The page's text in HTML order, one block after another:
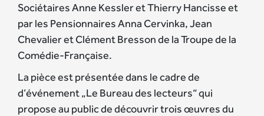
Sociétaires Anne Kessler et Thierry Hancisse et
par les Pensionnaires Anna Cervinka, Jean
Chevalier et Clément Bresson de la Troupe de la
Comédie-Française.
La pièce est présentée dans le cadre de
d’événement „Le Bureau des lecteurs“ qui
propose au public de découvrir trois œuvres du